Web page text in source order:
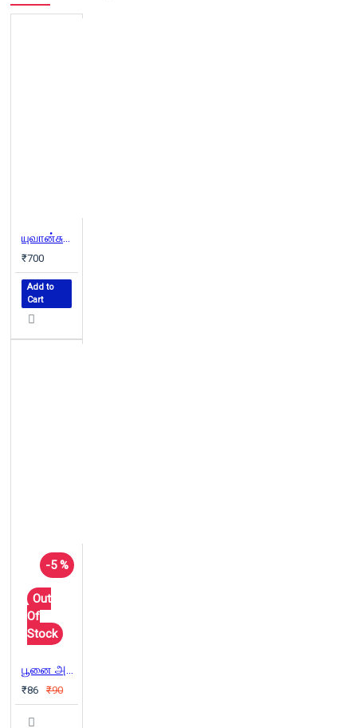
யுவான்சுவாங் இந்தியப் பயணம் (மூன்று பாகங்கள்)
₹700
Add to
Cart
-5 %
Out
Of
Stock
பூனை அனைத்தும் உண்ணும்
₹86 ₹90